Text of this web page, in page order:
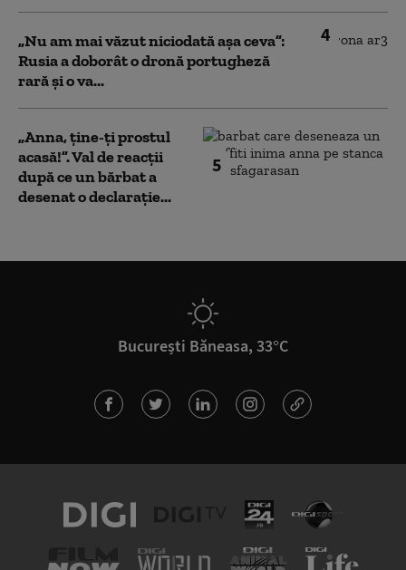
4
„Nu am mai văzut niciodată așa ceva”:
Rusia a doborât o dronă portugheză
rară și o va...
5
„Anna, ţine-ţi prostul
acasă!”. Val de reacții
după ce un bărbat a
desenat o declarație...
București Băneasa, 33°C